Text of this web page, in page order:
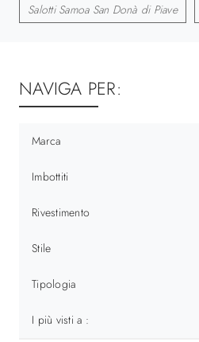
Salotti Samoa San Donà di Piave
NAVIGA PER:
Marca
Imbottiti
Rivestimento
Stile
Tipologia
I più visti a :